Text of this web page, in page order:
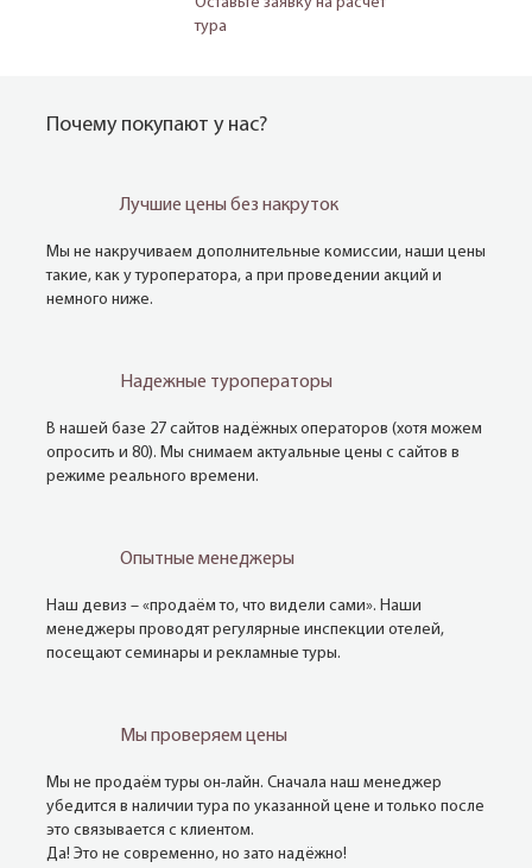
тура
Почему покупают у нас?
Лучшие цены без накруток
Мы не накручиваем дополнительные комиссии, наши цены
такие, как у туроператора, а при проведении акций и
немного ниже.
Надежные туроператоры
В нашей базе 27 сайтов надёжных операторов (хотя можем
опросить и 80). Мы снимаем актуальные цены с сайтов в
режиме реального времени.
Опытные менеджеры
Наш девиз – «продаём то, что видели сами». Наши
менеджеры проводят регулярные инспекции отелей,
посещают семинары и рекламные туры.
Мы проверяем цены
Мы не продаём туры он-лайн. Сначала наш менеджер
убедится в наличии тура по указанной цене и только после
это связывается с клиентом.
Да! Это не современно, но зато надёжно!